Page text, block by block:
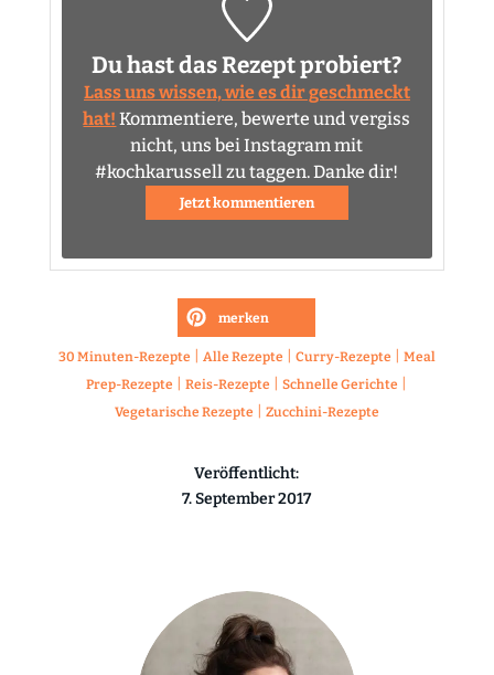
Du hast das Rezept probiert?
Lass uns wissen, wie es dir geschmeckt
hat! Kommentiere, bewerte und vergiss
nicht, uns bei Instagram mit
#kochkarussell zu taggen. Danke dir!
Jetzt kommentieren
merken
30 Minuten-Rezepte Alle Rezepte Curry-Rezepte
Meal
Prep-Rezepte
|Reis-Rezepte |Schnelle Gerichte
Vegetarische Rezepte Zucchini-Rezepte
Veröffentlicht:
7. September 2017